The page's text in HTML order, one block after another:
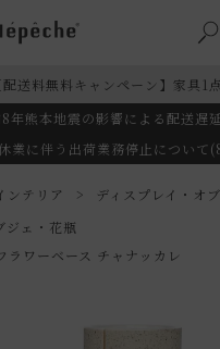
配送料無料キャンペーン】家具1
8年熊本地震の影響による配送遅
業に伴う出荷業務停止について
ンテリア
ディスプレイ・オ
ジェ・花瓶
ラワーベース チャナッカレ